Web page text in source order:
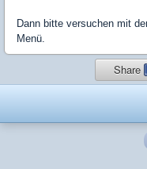
Dann bitte versuchen mit
Menü.
Share